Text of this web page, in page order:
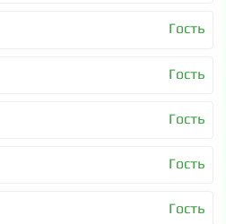
Гость
Гость
Гость
Гость
Гость